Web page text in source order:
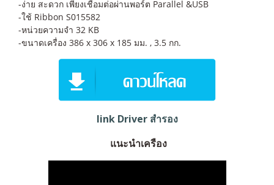
-ง่าย สะดวก เพียงเชื่อมต่อผ่านพอร์ต Parallel &USB
-ใช้ Ribbon S015582
-หน่วยความจำ 32 KB
-ขนาดเครื่อง 386 x 306 x 185 มม. , 3.5 กก.
link Driver สำรอง
แนะนำเครือง